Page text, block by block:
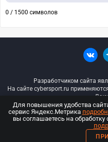
0 / 1500 символов
Разработчиком сайта
На сайте cybersport.ru
© ООО
Для повышения удобства
сервис Яндекс.Метрика
вы соглашаетесь на